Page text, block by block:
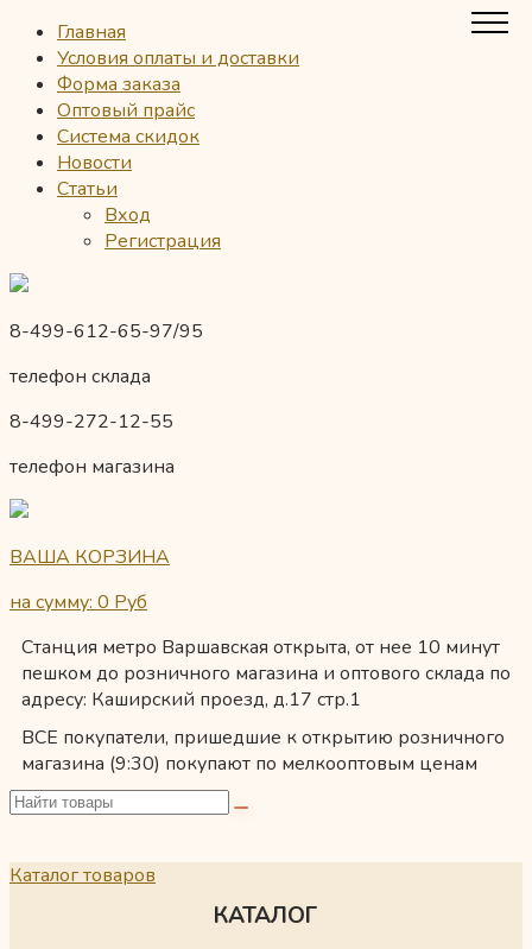
Главная
Условия оплаты и доставки
Форма заказа
Оптовый прайс
Система скидок
Новости
Статьи
Вход
Регистрация
8-499-612-65-97/95
телефон склада
8-499-272-12-55
телефон магазина
ВАША КОРЗИНА
на сумму: 0 Руб
Станция метро Варшавская открыта, от нее 10 минут
пешком до розничного магазина и оптового склада по
адресу: Каширский проезд, д.17 стр.1
ВСЕ покупатели, пришедшие к открытию розничного
магазина (9:30) покупают по мелкооптовым ценам
Каталог товаров
КАТАЛОГ